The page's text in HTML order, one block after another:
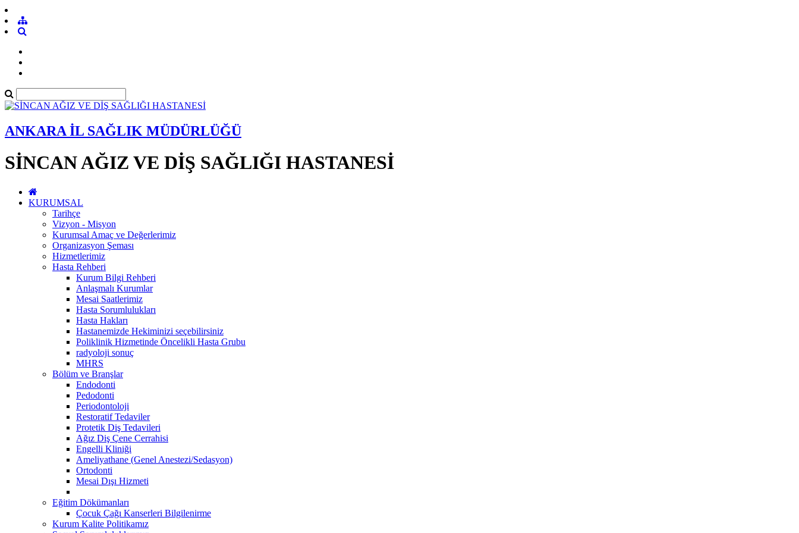
ANKARA İL SAĞLIK MÜDÜRLÜĞÜ
SİNCAN AĞIZ VE DİŞ SAĞLIĞI HASTANESİ
KURUMSAL
Tarihçe
Vizyon - Misyon
Kurumsal Amaç ve Değerlerimiz
Organizasyon Şeması
Hizmetlerimiz
Hasta Rehberi
Kurum Bilgi Rehberi
Anlaşmalı Kurumlar
Mesai Saatlerimiz
Hasta Sorumlulukları
Hasta Hakları
Hastanemizde Hekiminizi seçebilirsiniz
Poliklinik Hizmetinde Öncelikli Hasta Grubu
radyoloji sonuç
MHRS
Bölüm ve Branşlar
Endodonti
Pedodonti
Periodontoloji
Restoratif Tedaviler
Protetik Diş Tedavileri
Ağız Diş Çene Cerrahisi
Engelli Kliniği
Ameliyathane (Genel Anestezi/Sedasyon)
Ortodonti
Mesai Dışı Hizmeti
Eğitim Dökümanları
Çocuk Çağı Kanserleri Bilgilenirme
Kurum Kalite Politikamız